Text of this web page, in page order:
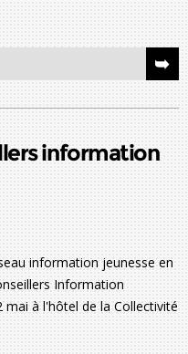
information
information jeunesse en
Information
mai à l'hôtel de la Collectivité